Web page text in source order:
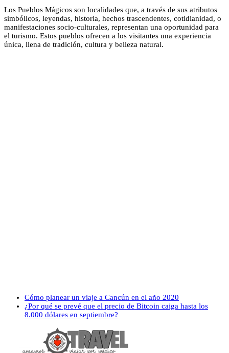
Los Pueblos Mágicos son localidades que, a través de sus atributos
simbólicos, leyendas, historia, hechos trascendentes, cotidianidad, o
manifestaciones socio-culturales, representan una oportunidad para
el turismo. Estos pueblos ofrecen a los visitantes una experiencia
única, llena de tradición, cultura y belleza natural.
previous
post:
Cómo planear un viaje a Cancún en el año 2020
next
post:
¿Por qué se prevé que el precio de Bitcoin caiga hasta los
8.000 dólares en septiembre?